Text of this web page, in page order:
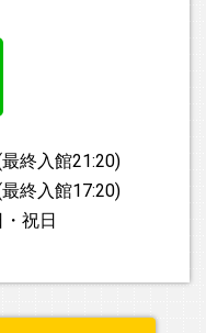
日)までが連休となり
カレンダーをご参照
思いますが、来れる時
金無料のキャンペーン
高校生の方は平日の15
金2,000円とさせてい
シングにトライして
終入館21:20)
終入館17:20)
・祝日